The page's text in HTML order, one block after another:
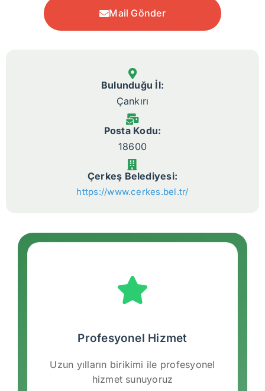
Mail Gönder
Bulunduğu İl:
Çankırı
Posta Kodu:
18600
Çerkeş Belediyesi:
https://www.cerkes.bel.tr/
Profesyonel Hizmet
Uzun yılların birikimi ile profesyonel
hizmet sunuyoruz